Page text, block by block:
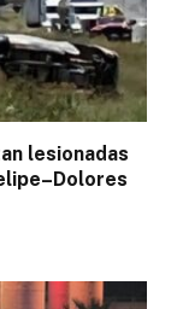
lesionadas